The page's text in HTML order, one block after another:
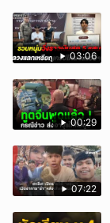
03:06
00:29
07:22